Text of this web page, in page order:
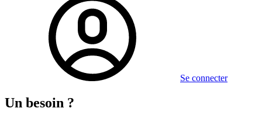
Se connecter
Un besoin ?